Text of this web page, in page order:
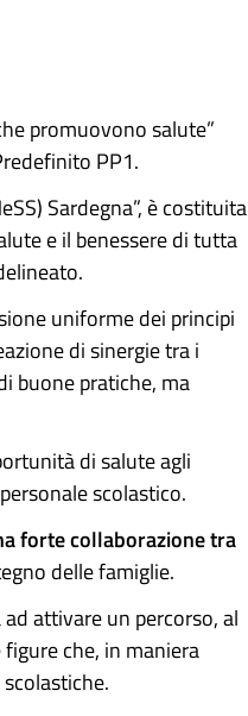
promuovono salute”
PP1.
Sardegna”, è costituita
e il benessere di tutta
uniforme dei principi
di sinergie tra i
buone pratiche, ma
di salute agli
scolastico.
forte collaborazione tra
delle famiglie.
attivare un percorso, al
che, in maniera